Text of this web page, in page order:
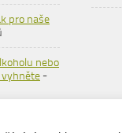
pro naše
nebo
vyhněte-